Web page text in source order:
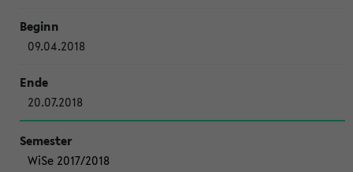
09.04.2018
20.07.2018
WiSe 2017/2018